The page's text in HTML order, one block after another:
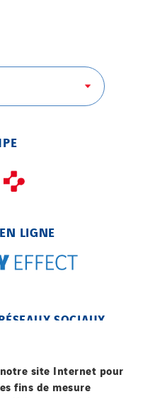
LIGNE
SOCIAUX
site Internet pour
fins de mesure